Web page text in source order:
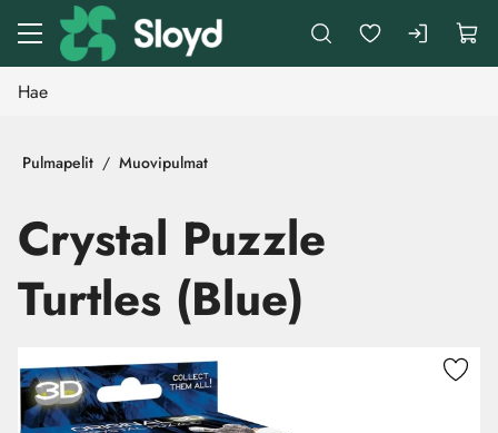
Siirry pääsisältöön
Pulmapelit Muovipulmat
Crystal Puzzle
Turtles (Blue)